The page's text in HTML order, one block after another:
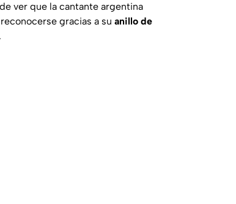
ver que la cantante argentina
gracias a su anillo de
.